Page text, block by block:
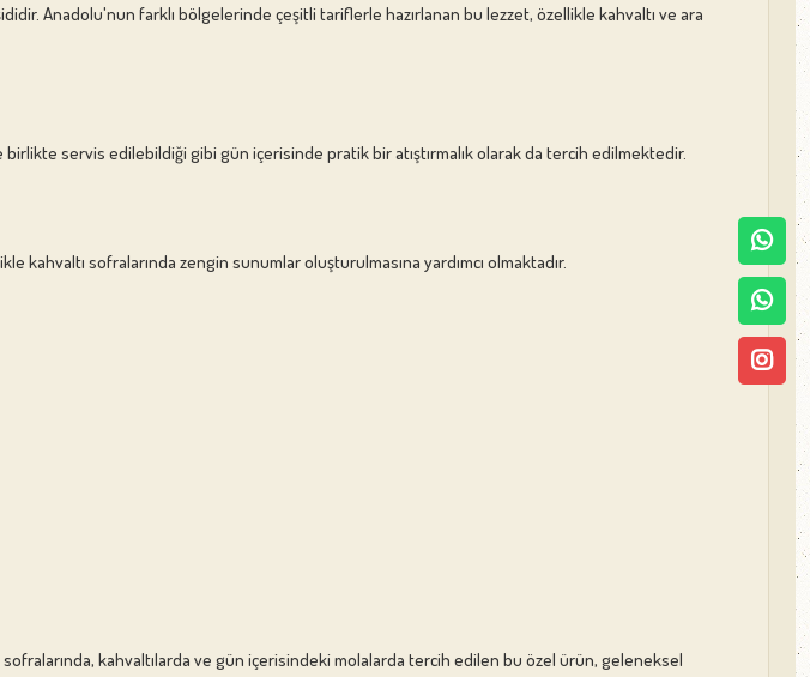
Anadolu'nun farklı bölgelerinde çeşitli tariflerle hazırlanan bu lezzet, özellikle kahvaltı ve ara
birlikte servis edilebildiği gibi gün içerisinde pratik bir atıştırmalık olarak da tercih edilmektedir.
sofralarında zengin sunumlar oluşturulmasına yardımcı olmaktadır.
kahvaltılarda ve gün içerisindeki molalarda tercih edilen bu özel ürün, geleneksel